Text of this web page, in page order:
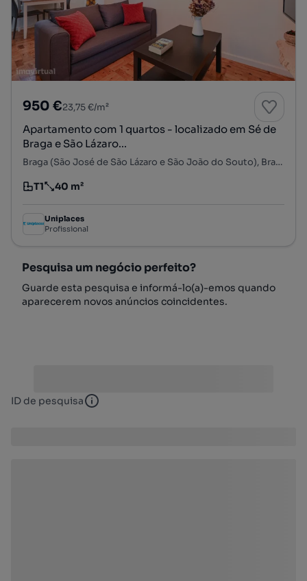
950 €23,75 €/m²
Apartamento com 1 quartos - localizado em Sé de
Braga e São Lázaro...
Braga (São José de São Lázaro e São João do Souto), Braga, Braga
Tipologia
T1
Preço por metro quadrado
40 m²
Uniplaces
Profissional
Pesquisa um negócio perfeito?
Guarde esta pesquisa e informá-lo(a)-emos quando
aparecerem novos anúncios coincidentes.
ID de pesquisa ID de pesquisa